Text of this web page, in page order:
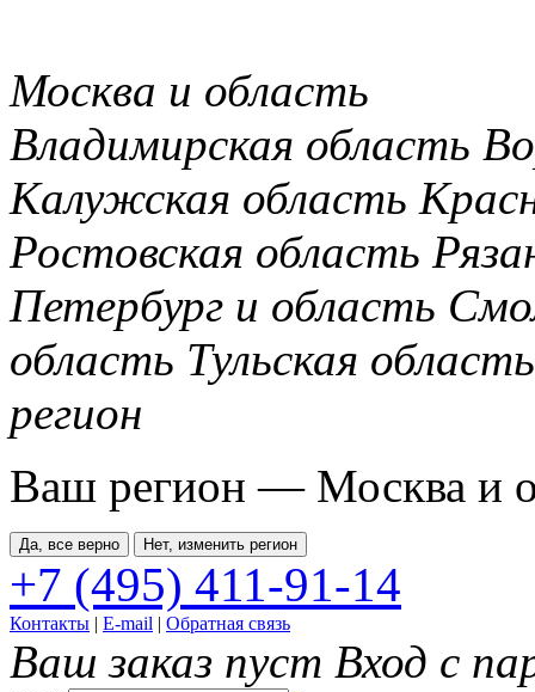
Москва и область
Владимирская область
Калужская область
Ростовская область
Петербург и область
область Тульская область
регион
Ваш регион — Москва и
Да, все верно Нет, изменить регион
+7 (495) 411-91-14
Контакты | E-mail | Обратная связь
Ваш заказ пуст Вход с